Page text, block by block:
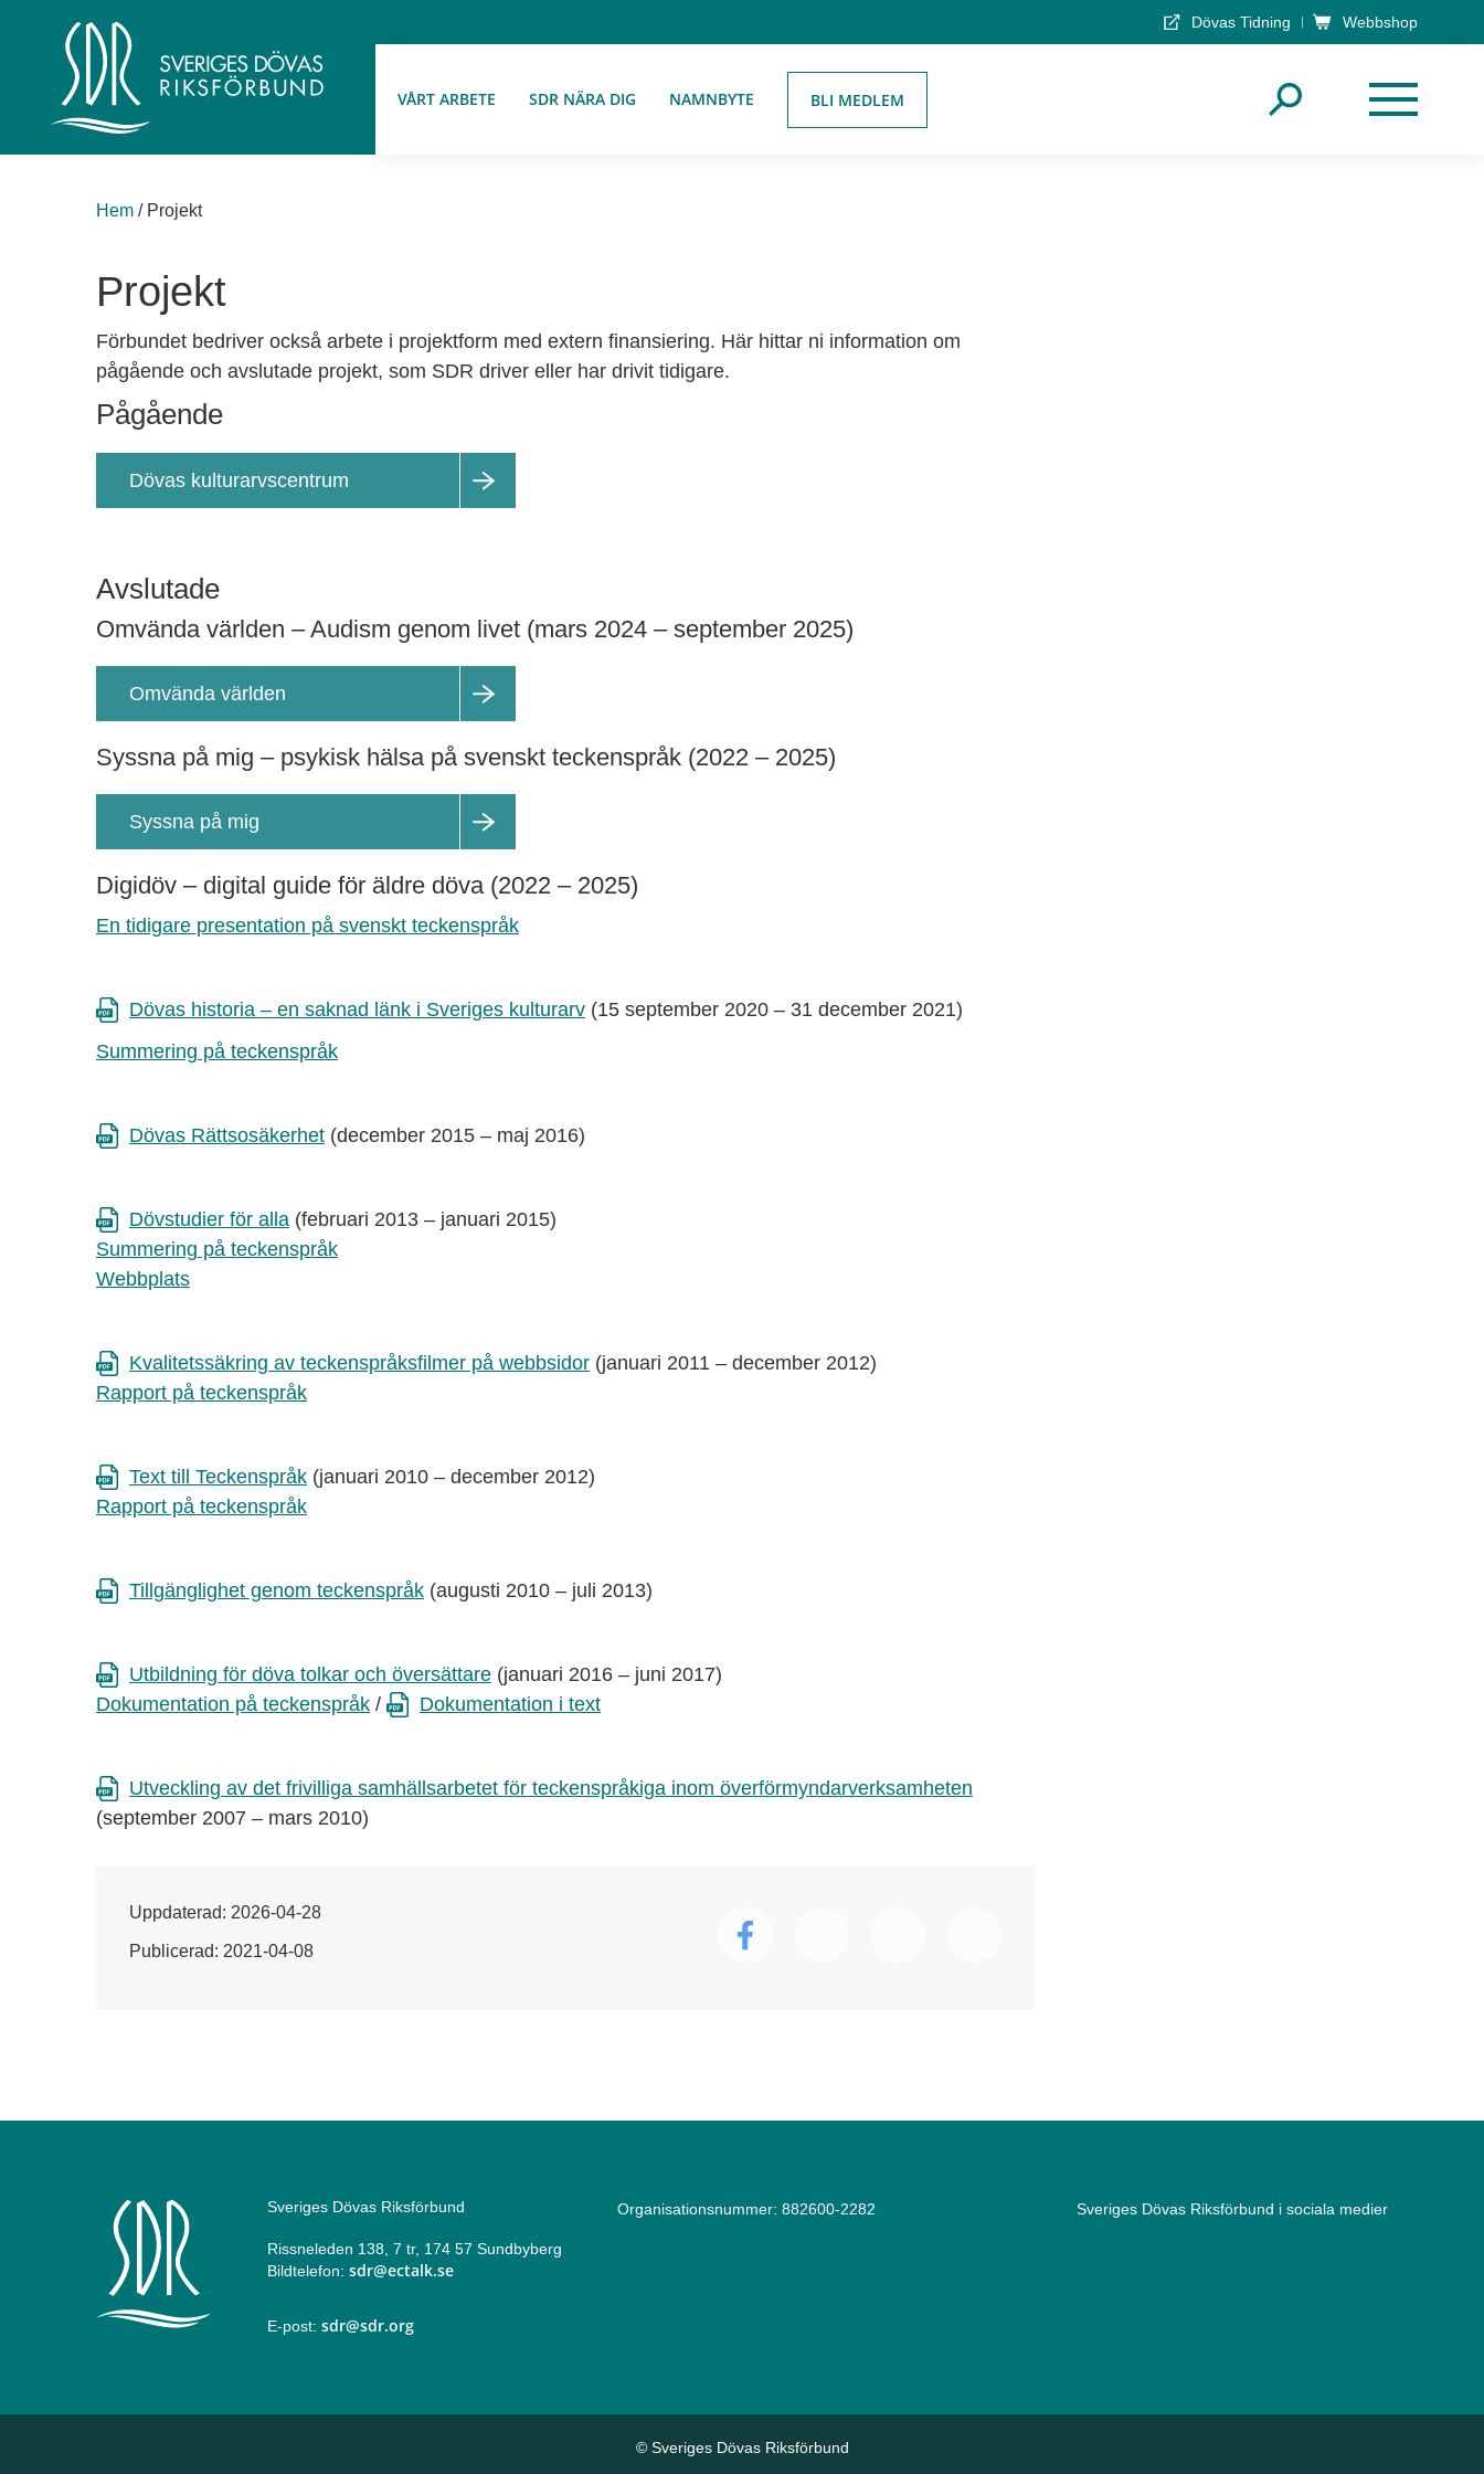
Dövas Tidning Webbshop
VÅRT ARBETE SDR NÄRA DIG NAMNBYTE BLI MEDLEM
Hem / Projekt
Projekt
Förbundet bedriver också arbete i projektform med extern finansiering. Här hittar ni information om
pågående och avslutade projekt, som SDR driver eller har drivit tidigare.
Pågående
Dövas kulturarvscentrum
Avslutade
Omvända världen – Audism genom livet (mars 2024 – september 2025)
Omvända världen
Syssna på mig – psykisk hälsa på svenskt teckenspråk (2022 – 2025)
Syssna på mig
Digidöv – digital guide för äldre döva (2022 – 2025)
En tidigare presentation på svenskt teckenspråk
Dövas historia – en saknad länk i Sveriges kulturarv (15 september 2020 – 31 december 2021)
Summering på teckenspråk
Dövas Rättsosäkerhet (december 2015 – maj 2016)
Dövstudier för alla (februari 2013 – januari 2015)
Summering på teckenspråk
Webbplats
Kvalitetssäkring av teckenspråksfilmer på webbsidor (januari 2011 – december 2012)
Rapport på teckenspråk
Text till Teckenspråk (januari 2010 – december 2012)
Rapport på teckenspråk
Tillgänglighet genom teckenspråk (augusti 2010 – juli 2013)
Utbildning för döva tolkar och översättare (januari 2016 – juni 2017)
Dokumentation på teckenspråk / Dokumentation i text
Utveckling av det frivilliga samhällsarbetet för teckenspråkiga inom överförmyndarverksamheten
(september 2007 – mars 2010)
Uppdaterad: 2026-04-28
Publicerad: 2021-04-08
Sveriges Dövas Riksförbund
Rissneleden 138, 7 tr, 174 57 Sundbyberg
Bildtelefon: sdr@ectalk.se
E-post: sdr@sdr.org
Organisationsnummer: 882600-2282 Sveriges Dövas Riksförbund i sociala medier
© Sveriges Dövas Riksförbund